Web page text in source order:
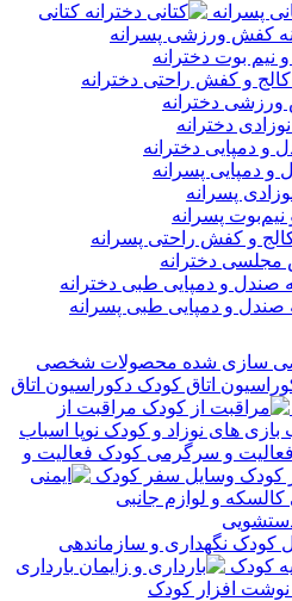
پسرانه
کتانی
کفش ورزشی پسرانه
نیم‌ بوت دخترانه
کالج و کفش راحتی دخترانه
دخترانه
دخترانه
و دمپایی دخترانه
و دمپایی پسرانه
پسرانه
پسرانه
و کفش راحتی پسرانه
دخترانه
صندل و دمپایی طبی دخترانه
صندل و دمپایی طبی پسرانه
محصولات شخصی
دکوراسیون اتاق
مراقبت از
اسباب
فعالیت و
وسایل سفر کودک
کالسکه و لوازم جانبی
نگهداری و سازماندهی
کودک
بارداری
نوشت افزار کودک